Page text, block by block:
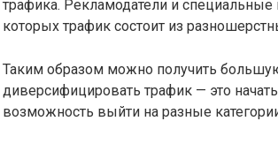
трафика. Рекламодатели и
которых трафик состоит из
Таким образом можно получить
диверсифицировать трафик — это
возможность выйти на разные